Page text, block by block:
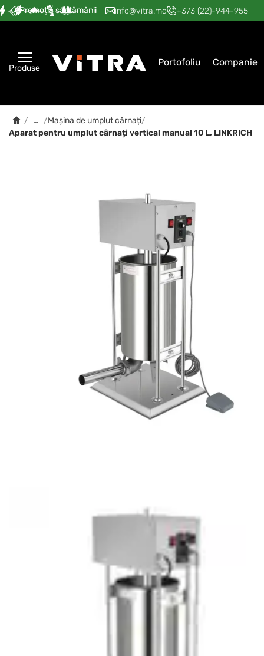
Promoția săptămânii
— — — — — info@vitra.md +373 (22)-944-955
Produse Portofoliu Companie
/ … /Mașina de umplut cârnați/
Aparat pentru umplut cârnați vertical manual 10 L, LINKRICH